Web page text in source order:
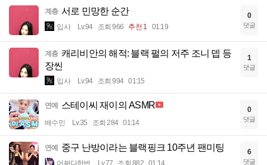
계층 서로 민망한 순간
입사 Lv.94 조회 966 추천 1 01:19
0
댓글
계층 캐리비안의 해적: 블랙 펄의 저주 조니 뎁 등
장씬
입사 Lv.94 조회 994 01:15
1
댓글
연예 스테이씨 재이의 ASMR
배수민 Lv.35 조회 284 01:14
0
댓글
연예 중구 난방이라는 블랙핑크 10주년 팬미팅
어쩌다한번 Lv.77 조회 882 01:14
6
댓글